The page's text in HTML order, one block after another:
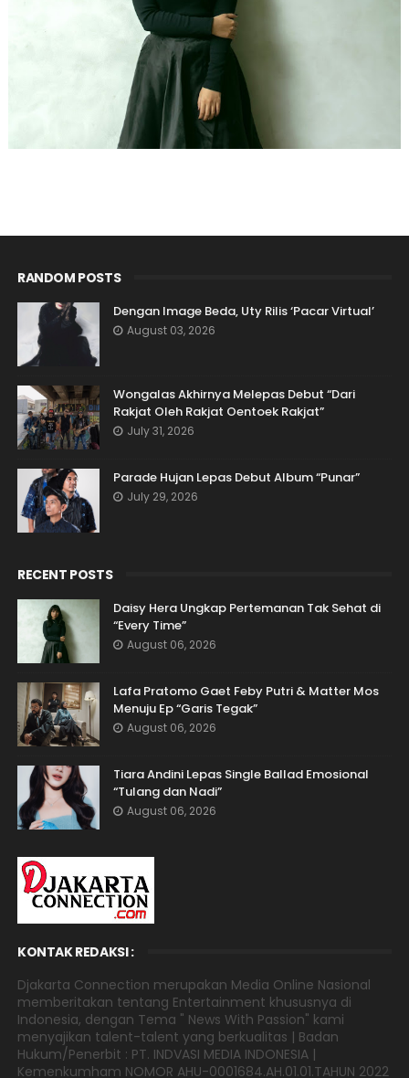
RANDOM POSTS
Dengan Image Beda, Uty Rilis ‘Pacar Virtual’
August 03, 2026
Wongalas Akhirnya Melepas Debut “Dari
Rakjat Oleh Rakjat Oentoek Rakjat”
July 31, 2026
Parade Hujan Lepas Debut Album “Punar”
July 29, 2026
RECENT POSTS
Daisy Hera Ungkap Pertemanan Tak Sehat di
“Every Time”
August 06, 2026
Lafa Pratomo Gaet Feby Putri & Matter Mos
Menuju Ep “Garis Tegak”
August 06, 2026
Tiara Andini Lepas Single Ballad Emosional
“Tulang dan Nadi”
August 06, 2026
KONTAK REDAKSI :
Djakarta Connection merupakan Media Online Nasional
memberitakan tentang Entertainment khususnya di
Indonesia, dengan Tema " News With Passion" kami
menyajikan talent-talent yang berkualitas | Badan
Hukum/Penerbit : PT. INDVASI MEDIA INDONESIA |
Kemenkumham NOMOR AHU-0001684.AH.01.01.TAHUN 2022